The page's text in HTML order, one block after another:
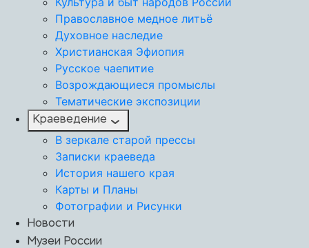
Православное медное литьё
Духовное наследие
Христианская Эфиопия
Русское чаепитие
Возрождающиеся промыслы
Тематические экспозиции
Краеведение
В зеркале старой прессы
Записки краеведа
История нашего края
Карты и Планы
Фотографии и Рисунки
Новости
Музеи России